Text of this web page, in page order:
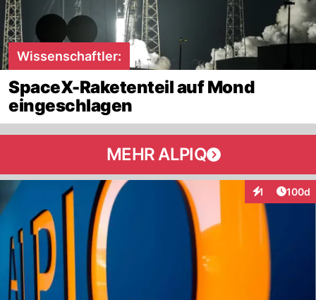
Wissenschaftler:
SpaceX-Raketenteil auf Mond
eingeschlagen
MEHR ALPIQ
1
Interaktionen
100d